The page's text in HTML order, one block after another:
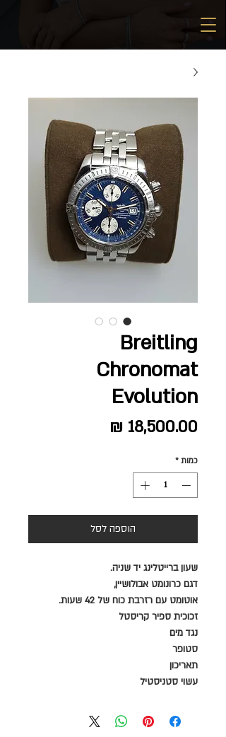
Breitling
Chronomat
Evolution
כמות *
הוספה לסל
שעון ברייטלינג יד שניה.
דגם כרונומט אבולושיין,
אוטומט עם רזרבת כוח של 42 שעות.
זכוכית ספיר קריסטל
נגד מים
סטופר
תאריכון
עשוי סטניסטיל